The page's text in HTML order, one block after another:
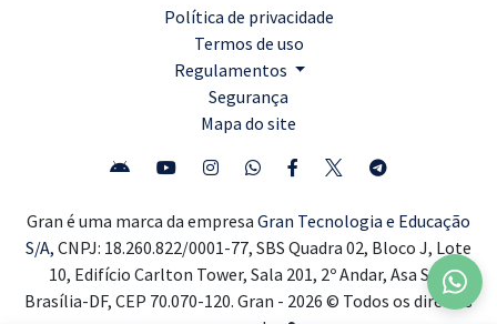
Política de privacidade
Termos de uso
Regulamentos
Segurança
Mapa do site
Gran é uma marca da empresa Gran Tecnologia e Educação
S/A, CNPJ: 18.260.822/0001-77, SBS Quadra 02, Bloco J, Lote
10, Edifício Carlton Tower, Sala 201, 2º Andar, Asa Sul,
Brasília-DF, CEP 70.070-120. Gran - 2026 © Todos os direitos